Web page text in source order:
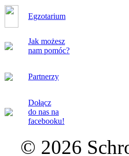
Egzotarium
Jak możesz
nam pomóc?
Partnerzy
Dołącz
do nas na
facebooku!
© 2026